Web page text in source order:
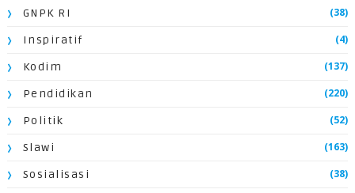
GNPK RI (38)
Inspiratif (4)
Kodim (137)
Pendidikan (220)
Politik (52)
Slawi (163)
Sosialisasi (38)